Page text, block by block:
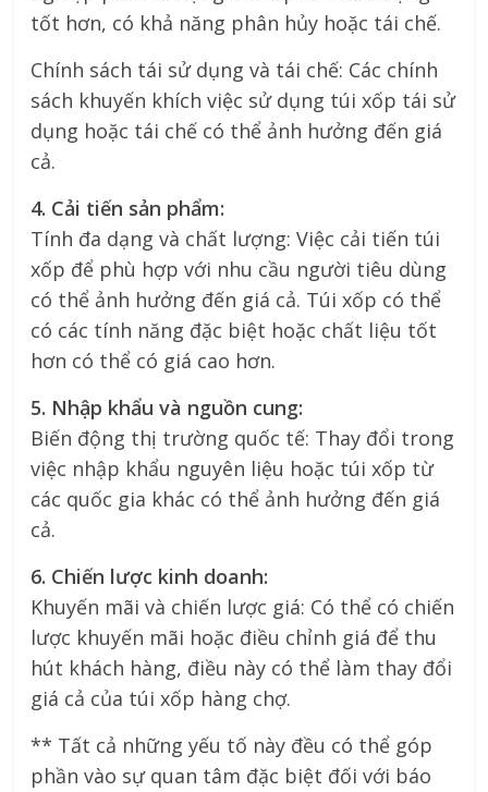
tốt hơn, có khả năng phân hủy hoặc tái chế.
Chính sách tái sử dụng và tái chế: Các chính
sách khuyến khích việc sử dụng túi xốp tái sử
dụng hoặc tái chế có thể ảnh hưởng đến giá
cả.
4. Cải tiến sản phẩm:
Tính đa dạng và chất lượng: Việc cải tiến túi
xốp để phù hợp với nhu cầu người tiêu dùng
có thể ảnh hưởng đến giá cả. Túi xốp có thể
có các tính năng đặc biệt hoặc chất liệu tốt
hơn có thể có giá cao hơn.
5. Nhập khẩu và nguồn cung:
Biến động thị trường quốc tế: Thay đổi trong
việc nhập khẩu nguyên liệu hoặc túi xốp từ
các quốc gia khác có thể ảnh hưởng đến giá
cả.
6. Chiến lược kinh doanh:
Khuyến mãi và chiến lược giá: Có thể có chiến
lược khuyến mãi hoặc điều chỉnh giá để thu
hút khách hàng, điều này có thể làm thay đổi
giá cả của túi xốp hàng chợ.
** Tất cả những yếu tố này đều có thể góp
phần vào sự quan tâm đặc biệt đối với báo